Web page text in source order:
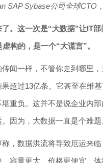
SAP Sybase公司全球CTO
。这一次是“大数据”让IT
构的，是一个“大谎言”。
闻一样，不管你走到哪里
超过13亿条。它甚至在维
重负。这并不是说企业内
因为，大数据一直是个难题
，数据洪流将导致厄运来
容量更大、价格更便宜、